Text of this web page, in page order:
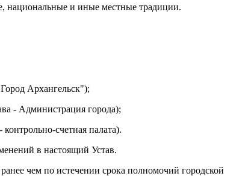
национальные и иные местные традиции.
Архангельск");
- Администрация города);
счетная палата).
в настоящий Устав.
чем по истечении срока полномочий городской